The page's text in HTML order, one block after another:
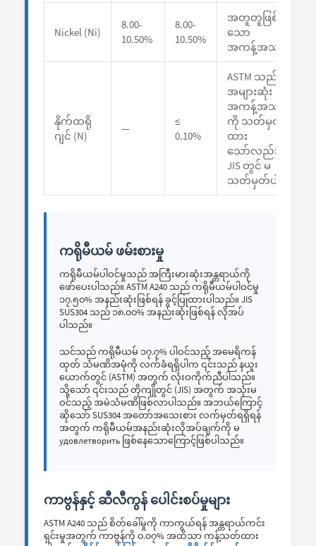
Nickel (Ni)
8.00-
10.50%
8.00-
10.50%
အတူတူဖြစ်
သော
အကန့်အသတ်
နိုက်ထရို
ဂျင် (N)
—
≤
0.10%
ASTM သည်
အများဆုံး
အကန့်အသတ်
ကို သတ်မှတ်
ထား
သော်လည်း
JIS တွင် မ
သတ်မှတ်ပါ
ကရိုမီယမ် ဖမ်းစားမှု
ကရိုမီယမ်ပါဝင်မှုသည် အကြီးမားဆုံးအန္တရာယ်ကို
ဖော်ပေးပါသည်။ ASTM A240 သည် ကရိုမီယမ်ပါဝင်မှု
၁၇.၅၀% အနည်းဆုံးဖြစ်ရန် ခွင့်ပြုထားပါသည်။ JIS
SUS304 သည် ၁၈.၀၀% အနည်းဆုံးဖြစ်ရန် လိုအပ်
ပါသည်။
သင်သည် ကရိုမီယမ် ၁၇.၇% ပါဝင်သည့် အမေရိကန်
ထုတ် သံမဏိအမုံကို လက်ခံရရှိပါက ၎င်းသည် နယူး
ယောက်တွင် (ASTM) အတွက် လုံးဝကိုက်ညီပါသည်။
သို့သော် ၎င်းသည် တိုကျိုတွင် (JIS) အတွက် အသုံးမ
ဝင်သည့် အမဲသံမဏိဖြစ်လာပါသည်။ အဘယ်ကြောင့်
ဆိုသော် SUS304 အတော်အသေးစား လက်မှတ်ရရှိရန်
အတွက် ကရိုမီယမ်အနည်းဆုံးလိုအပ်ချက်ကို မ
удовлетворить ဖြစ်နေသောကြောင့်ဖြစ်ပါသည်။
ကာဗွန်နှင့် ဆီလီကွန် ပေါင်းစပ်မှုများ
ASTM A240 သည် စိတ်ခေါ်မှုကို ကာကွယ်ရန် အန္တရာယ်ကင်း
ရှင်းမှုအတွက် ကာဗွန်ကို ၀.၀၇% အထိသာ ကန့်သတ်ထား